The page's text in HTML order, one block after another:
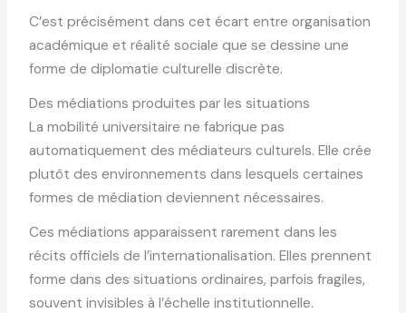
C’est précisément dans cet écart entre organisation
académique et réalité sociale que se dessine une
forme de diplomatie culturelle discrète.
Des médiations produites par les situations
La mobilité universitaire ne fabrique pas
automatiquement des médiateurs culturels. Elle crée
plutôt des environnements dans lesquels certaines
formes de médiation deviennent nécessaires.
Ces médiations apparaissent rarement dans les
récits officiels de l’internationalisation. Elles prennent
forme dans des situations ordinaires, parfois fragiles,
souvent invisibles à l’échelle institutionnelle.